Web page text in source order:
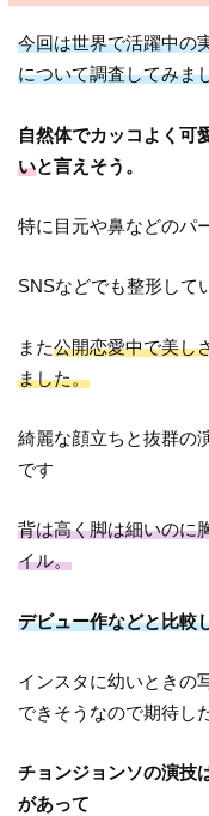
今回は世界で活躍中の
について調査してみま
自然体でカッコよく可
いと言えそう。
特に目元や鼻などのパ
SNSなどでも整形して
また公開恋愛中で美し
ました。
綺麗な顔立ちと抜群の
です
背は高く脚は細いのに
イル。
デビュー作などと比較
インスタに幼いときの
できそうなので期待し
チョンジョンソの演技
があって